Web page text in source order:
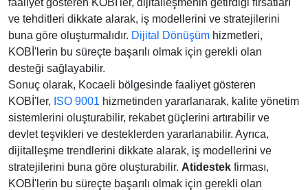
faaliyet gösteren KOBİ'ler, dijitalleşmenin getirdiği fırsatları
ve tehditleri dikkate alarak, iş modellerini ve stratejilerini
buna göre oluşturmalıdır. Dijital Dönüşüm hizmetleri,
KOBİ'lerin bu süreçte başarılı olmak için gerekli olan
desteği sağlayabilir.
Sonuç olarak, Kocaeli bölgesinde faaliyet gösteren
KOBİ'ler, ISO 9001 hizmetinden yararlanarak, kalite yönetim
sistemlerini oluşturabilir, rekabet güçlerini artırabilir ve
devlet teşvikleri ve desteklerden yararlanabilir. Ayrıca,
dijitalleşme trendlerini dikkate alarak, iş modellerini ve
stratejilerini buna göre oluşturabilir. Atidestek firması,
KOBİ'lerin bu süreçte başarılı olmak için gerekli olan